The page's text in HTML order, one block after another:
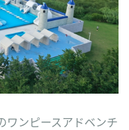
ワンピースアドベンチ